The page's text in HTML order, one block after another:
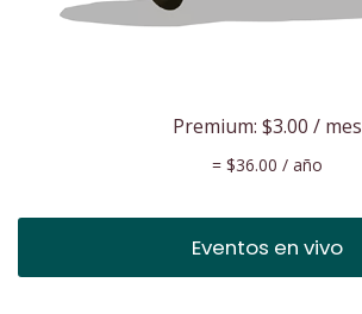
Premium: $3.00 / mes
= $36.00 / año
Eventos en vivo